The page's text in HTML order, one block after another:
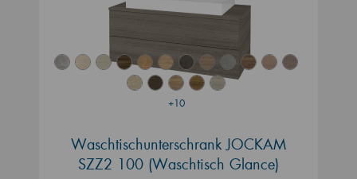
+10
Waschtischunterschrank JOCKAM
SZZ2 100 (Waschtisch Glance)